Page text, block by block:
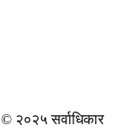
© २०२५ सर्वाधिकार